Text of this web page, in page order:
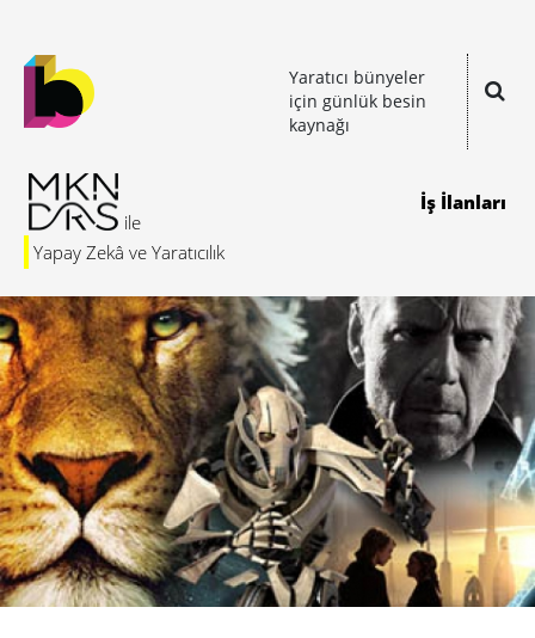
Yaratıcı bünyeler
için günlük besin
kaynağı
Yapay Zekâ ve Yaratıcılık
İş İlanları